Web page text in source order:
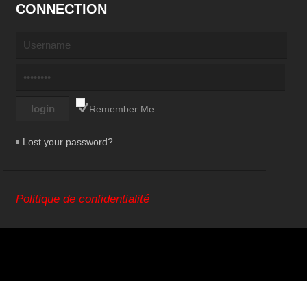
CONNECTION
Remember Me
Lost your password?
Politique de confidentialité